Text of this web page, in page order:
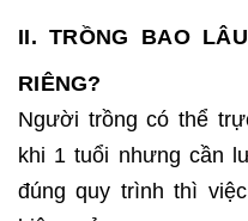
II. TRỒNG BAO
RIÊNG?
Người trồng có thể
khi 1 tuổi nhưng cần
đúng quy trình thì